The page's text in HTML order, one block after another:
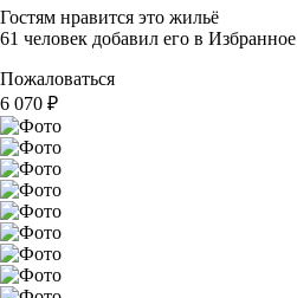
Гостям нравится это жильё
61 человек добавил его в Избранное
Пожаловаться
6 070 ₽